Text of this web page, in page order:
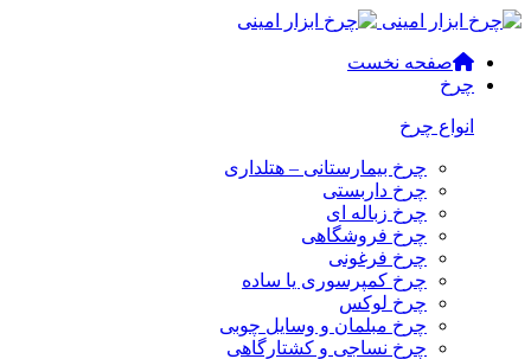
صفحه نخست
چرخ
انواع چرخ
چرخ بیمارستانی – هتلداری
چرخ داربستی
چرخ زباله ای
چرخ فروشگاهی
چرخ فرغونی
چرخ کمپرسوری یا ساده
چرخ لوکس
چرخ مبلمان و وسایل چوبی
چرخ نساجی و کشتارگاهی